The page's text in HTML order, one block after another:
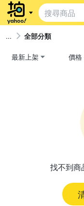
全部分類
最新上架 價格
找不到商